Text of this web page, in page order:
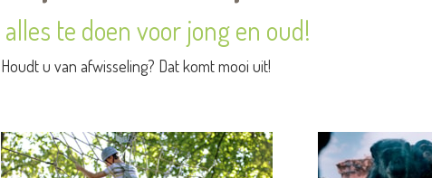
alles te doen voor jong en oud!
Houdt u van afwisseling? Dat komt mooi uit!